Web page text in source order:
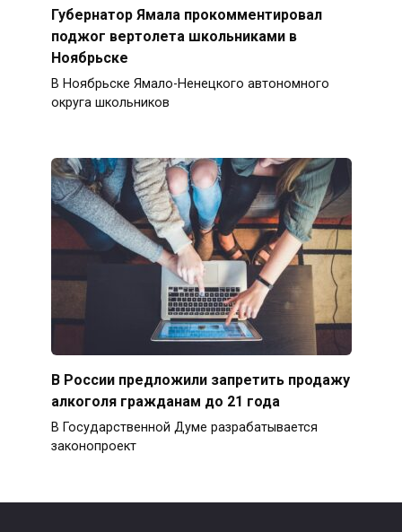
Губернатор Ямала прокомментировал
поджог вертолета школьниками в
Ноябрьске
В Ноябрьске Ямало-Ненецкого автономного
округа школьников
В России предложили запретить продажу
алкоголя гражданам до 21 года
В Государственной Думе разрабатывается
законопроект